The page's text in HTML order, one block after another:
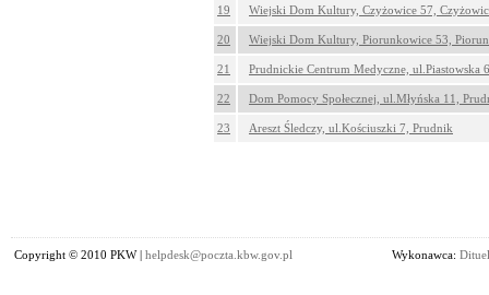
19 Wiejski Dom Kultury, Czyżowice 57,
20 Wiejski Dom Kultury, Piorunkowice 53,
21 Prudnickie Centrum Medyczne, ul.Piastowska
22 Dom Pomocy Społecznej, ul.Młyńska 11,
23 Areszt Śledczy, ul.Kościuszki 7, Prudnik
Copyright © 2010 PKW | helpdesk@poczta.kbw.gov.pl Wykonawca: